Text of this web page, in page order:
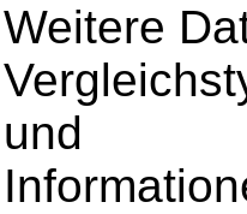
Weitere
und